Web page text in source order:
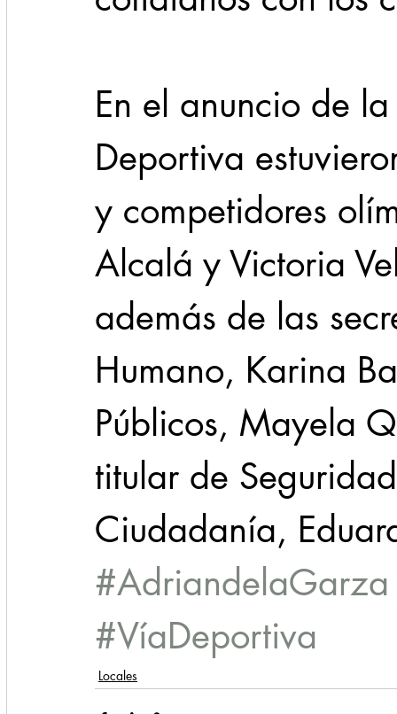
En el anuncio de
Deportiva
y competidores
Alcalá y Victoria
además de las
Humano, Karina
Públicos, Mayela
titular de
Ciudadanía,
#AdriandelaGarza
#VíaDeportiva
Locales